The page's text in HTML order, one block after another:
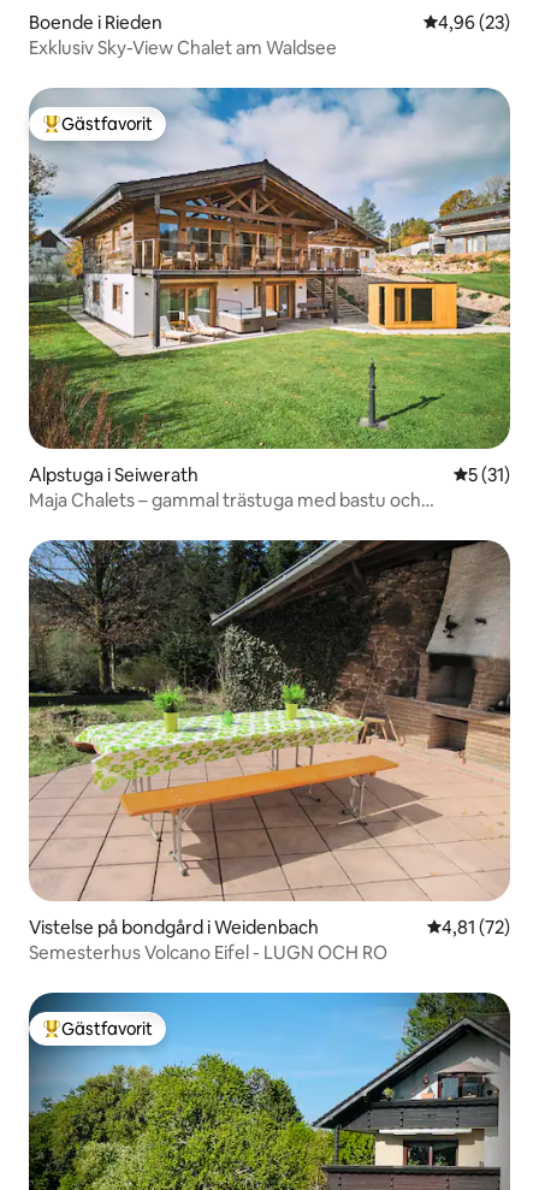
Boende i Rieden 4,96 av 5 i
4,96 (23)
Exklusiv Sky-View Chalet am Waldsee
Populär gästfavorit
Gästfavorit
Alpstuga i Seiwerath 5 av 5 i
5 (31)
Maja Chalets – gammal trästuga med bastu och
Vistelse på bondgård i Weidenbach 4,81 av 5 i
4,81 (72)
Semesterhus Volcano Eifel - LUGN OCH RO
Populär gästfavorit
Gästfavorit